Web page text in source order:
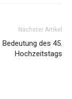
Nächster Artikel
Bedeutung des 45.
Hochzeitstags